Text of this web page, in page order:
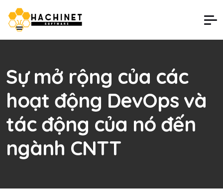
Sự mở rộng của các
hoạt động DevOps và
tác động của nó đến
ngành CNTT